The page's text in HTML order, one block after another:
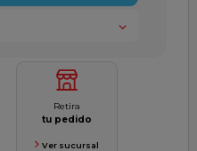
Retira
tu pedido
Ver sucursal